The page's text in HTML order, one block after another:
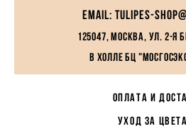
EMAIL: tulipes-
125047, Москва, ул. 2-я
в холле БЦ
ОПЛАТА И
УХОД ЗА